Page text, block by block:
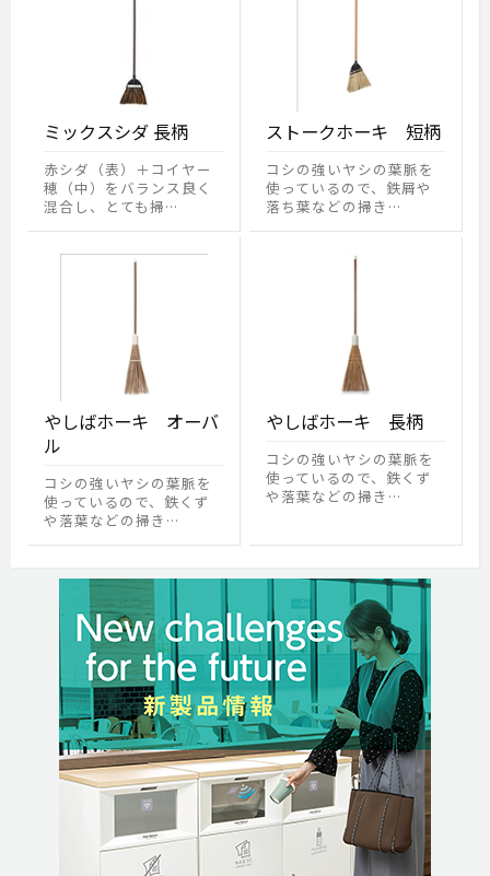
ミックスシダ 長柄
赤シダ（表）＋コイヤー
穂（中）をバランス良く
混合し、とても掃…
ストークホーキ 短柄
コシの強いヤシの葉脈を
使っているので、鉄屑や
落ち葉などの掃き…
やしばホーキ オーバ
ル
コシの強いヤシの葉脈を
使っているので、鉄くず
や落葉などの掃き…
やしばホーキ 長柄
コシの強いヤシの葉脈を
使っているので、鉄くず
や落葉などの掃き…